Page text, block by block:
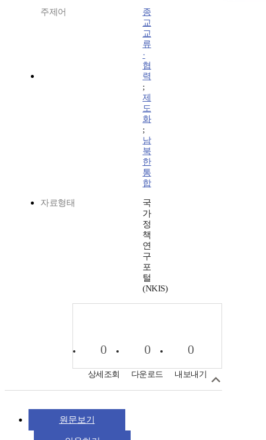
주제어
종
교
교
류
·
협
력
;
제
도
화
;
남
북
한
통
합
자료형태
국
가
정
책
연
구
포
털
(NKIS)
0
상세조회
0
다운로드
0
내보내기
원문보기